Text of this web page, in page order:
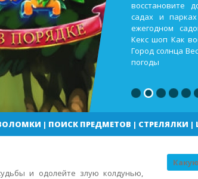
восстановите
садах и
ежегодном
Кекс шоп Как
Город солнца
погоды
| ПОИСК ПРЕДМЕТОВ | СТРЕЛЯЛКИ |
и одолейте злую колдунью,
Поиск